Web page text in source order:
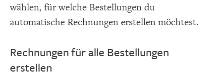
wählen, für welche Bestellungen du
automatische Rechnungen erstellen möchtest.
Rechnungen für alle Bestellungen
erstellen